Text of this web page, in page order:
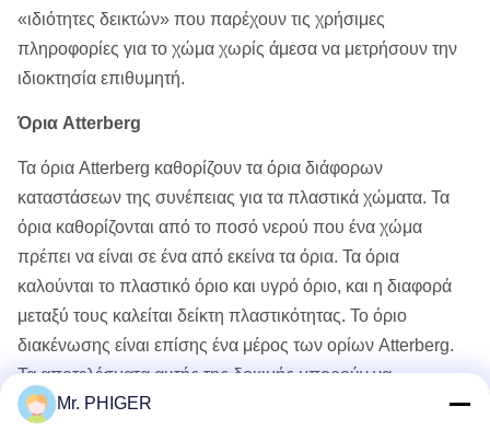
«ιδιότητες δεικτών» που παρέχουν τις χρήσιμες
πληροφορίες για το χώμα χωρίς άμεσα να μετρήσουν την
ιδιοκτησία επιθυμητή.
Όρια Atterberg
Τα όρια Atterberg καθορίζουν τα όρια διάφορων
καταστάσεων της συνέπειας για τα πλαστικά χώματα. Τα
όρια καθορίζονται από το ποσό νερού που ένα χώμα
πρέπει να είναι σε ένα από εκείνα τα όρια. Τα όρια
καλούνται το πλαστικό όριο και υγρό όριο, και η διαφορά
μεταξύ τους καλείται δείκτη πλαστικότητας. Το όριο
διακένωσης είναι επίσης ένα μέρος των ορίων Atterberg.
Τα αποτελέσματα αυτής της δοκιμής μπορούν να
χρησιμοποιηθούν για να βοηθήσουν να προβλέψουν άλλες
Mr. PHIGER